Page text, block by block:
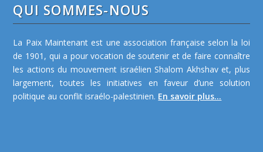
QUI SOMMES-NOUS
La Paix Maintenant est une association française selon la loi
de 1901, qui a pour vocation de soutenir et de faire connaître
les actions du mouvement israélien Shalom Akhshav et, plus
largement, toutes les initiatives en faveur d’une solution
politique au conflit israélo-palestinien. En savoir plus...